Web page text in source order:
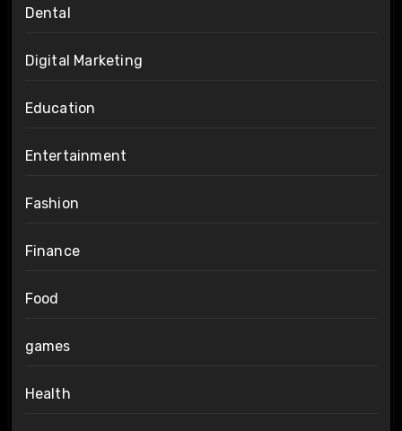
Dental
Digital Marketing
Education
Entertainment
Fashion
Finance
Food
games
Health